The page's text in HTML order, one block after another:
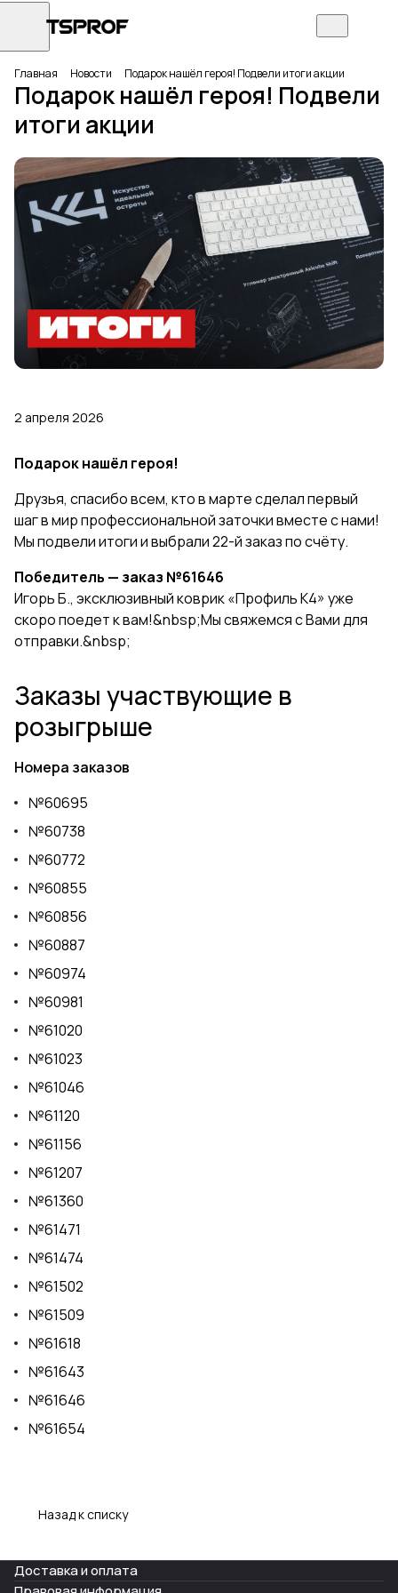
Главная Новости Подарок нашёл героя! Подвели итоги акции
Подарок нашёл героя! Подвели
итоги акции
2 апреля 2026
Подарок нашёл героя!
Друзья, спасибо всем, кто в марте сделал первый
шаг в мир профессиональной заточки вместе с нами!
Мы подвели итоги и выбрали 22-й заказ по счёту.
Победитель — заказ №61646
Игорь Б., эксклюзивный коврик «Профиль К4» уже
скоро поедет к вам!&nbsp;Мы свяжемся с Вами для
отправки.&nbsp;
Заказы участвующие в
розыгрыше
Номера заказов
№60695
№60738
№60772
№60855
№60856
№60887
№60974
№60981
№61020
№61023
№61046
№61120
№61156
№61207
№61360
№61471
№61474
№61502
№61509
№61618
№61643
№61646
№61654
Назад к списку
Доставка и оплата